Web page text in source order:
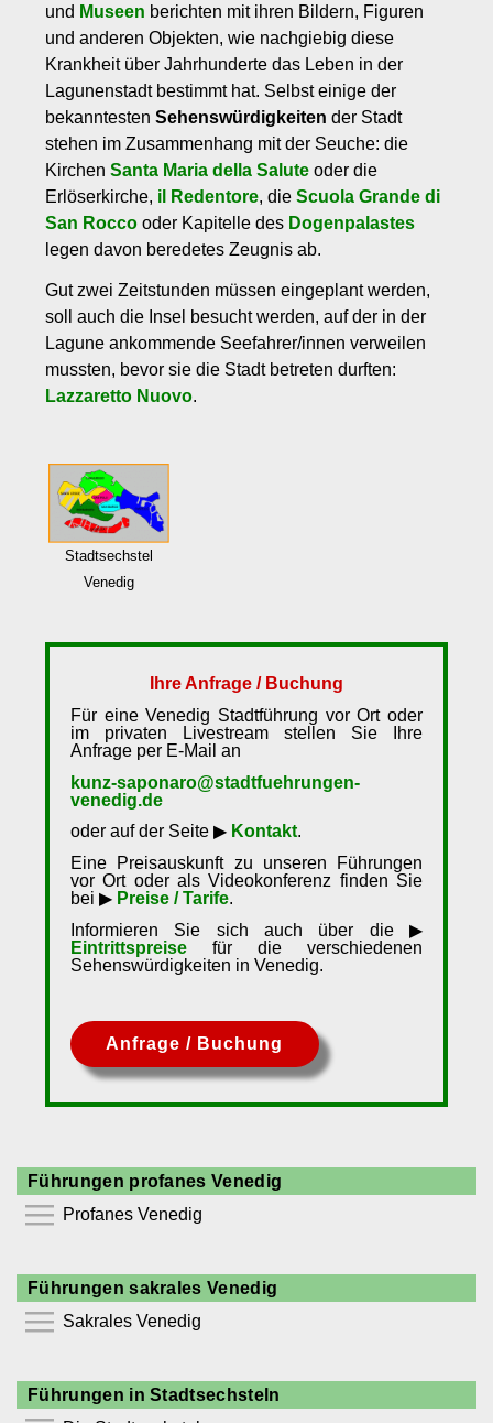
und Museen berichten mit ihren Bildern, Figuren
und anderen Objekten, wie nachgiebig diese
Krankheit über Jahrhunderte das Leben in der
Lagunenstadt bestimmt hat. Selbst einige der
bekanntesten Sehenswürdigkeiten der Stadt
stehen im Zusammenhang mit der Seuche: die
Kirchen Santa Maria della Salute oder die
Erlöserkirche, il Redentore, die Scuola Grande di
San Rocco oder Kapitelle des Dogenpalastes
legen davon beredetes Zeugnis ab.
Gut zwei Zeitstunden müssen eingeplant werden,
soll auch die Insel besucht werden, auf der in der
Lagune ankommende Seefahrer/innen verweilen
mussten, bevor sie die Stadt betreten durften:
Lazzaretto Nuovo.
Stadtsechstel
Venedig
Ihre Anfrage / Buchung
Für eine Venedig Stadtführung vor Ort oder
im privaten Livestream stellen Sie Ihre
Anfrage per E-Mail an
kunz-saponaro@stadtfuehrungen-
venedig.de
oder auf der Seite ▶ Kontakt.
Eine Preisauskunft zu unseren Führungen
vor Ort oder als Videokonferenz finden Sie
bei ▶ Preise / Tarife.
Informieren Sie sich auch über die ▶
Eintrittspreisefür die verschiedenen
Sehenswürdigkeiten in Venedig.
Anfrage / Buchung
Führungen profanes Venedig
Profanes Venedig
Akademie Venedig
Canal Grande
Dogenpalast
Klassische Moderne
Führungen sakrales Venedig
Sakrales Venedig
Markuskirche
Führungen in Stadtsechsteln